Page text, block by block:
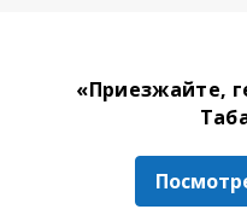
«Приезжайте,